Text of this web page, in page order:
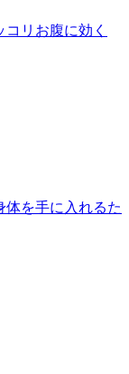
コリお腹に効く
体を手に入れるた